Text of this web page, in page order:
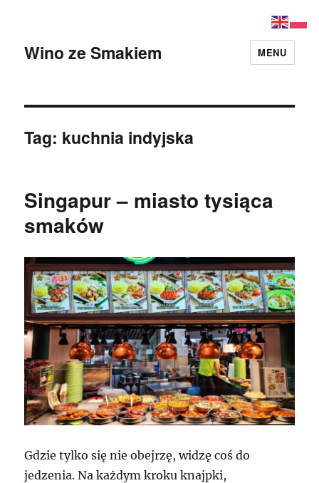
Wino ze Smakiem MENU
Tag: kuchnia indyjska
Singapur – miasto tysiąca
smaków
Gdzie tylko się nie obejrzę, widzę coś do
jedzenia. Na każdym kroku knajpki,